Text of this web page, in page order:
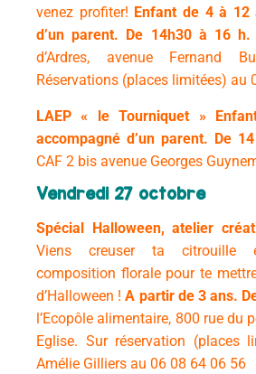
venez profiter! Enfant de 4 à 12
d’un parent. De 14h30 à 16 h.
d’Ardres, avenue Fernand
Réservations (places limitées) au
LAEP « le Tourniquet »
accompagné d’un parent. De
CAF 2 bis avenue Georges
Vendredi 27 octobre
Spécial Halloween, atelier
Viens creuser ta citrouille
composition florale pour te
d’Halloween !A partir de 3 ans.
l’Ecopôle alimentaire, 800 rue du
Eglise. Sur réservation (places
Amélie Gilliers au 06 08 64 06 56